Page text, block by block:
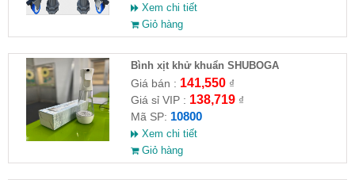
Xem chi tiết
Giỏ hàng
Bình xịt khử khuẩn SHUBOGA
Giá bán : 141,550₫
Giá sỉ VIP : 138,719₫
Mã SP: 10800
Xem chi tiết
Giỏ hàng